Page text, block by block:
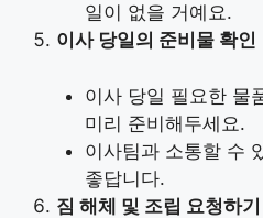
일이 없을 거예요.
이사 당일의 준비물 확인
이사 당일 필요한 물
미리 준비해두세요.
이사팀과 소통할 수
좋답니다.
짐 해체 및 조립 요청하기